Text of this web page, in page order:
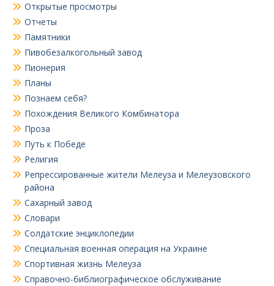
Открытые просмотры
Отчеты
Памятники
Пивобезалкогольный завод
Пионерия
Планы
Познаем себя?
Похождения Великого Комбинатора
Проза
Путь к Победе
Религия
Репрессированные жители Мелеуза и Мелеузовского
района
Сахарный завод
Словари
Солдатские энциклопедии
Специальная военная операция на Украине
Спортивная жизнь Мелеуза
Справочно-библиографическое обслуживание